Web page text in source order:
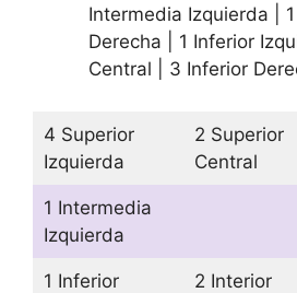
Intermedia Izquierda |
Derecha | 1 Inferior
Central | 3 Inferior
4 Superior
Izquierda
2 Superior
Central
1 Intermedia
Izquierda
1 Inferior
2 Interior